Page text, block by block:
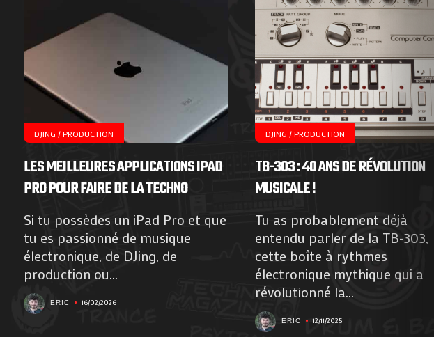
DJING / PRODUCTION
LES MEILLEURES APPLICATIONS IPAD
PRO POUR FAIRE DE LA TECHNO
Si tu possèdes un iPad Pro et que
tu es passionné de musique
électronique, de DJing, de
production ou...
ERIC 16/02/2026
DJING / PRODUCTION
TB-303 : 40 ANS DE RÉVOLUTION
MUSICALE !
Tu as probablement déjà
entendu parler de la TB-303,
cette boîte à rythmes
électronique mythique qui a
révolutionné la...
ERIC 12/11/2025